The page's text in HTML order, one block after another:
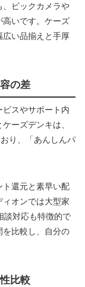
、ビックカメラや
高いです。ケーズ
広い品揃えと手厚
の差
スやサポート内
ーズデンキは、
り、「あんしんパ
ト還元と素早い配
オンでは大型家
談対応も特徴的で
を比較し、自分の
比較